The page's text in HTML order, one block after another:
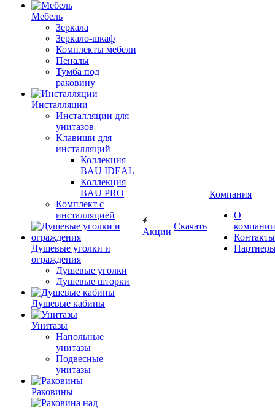
Мебель
Зеркала
Зеркало-шкаф
Комплекты мебели
Пеналы
Тумба под
раковину
Инсталляции
Инсталляции для
унитазов
Клавиши для
инсталляций
Коллекция
BAU IDEAL
Коллекция
BAU PRO
Комплект с
инсталляцией
Душевые уголки и
ограждения
Душевые уголки
Душевые шторки
Душевые кабины
Унитазы
Напольные
унитазы
Подвесные
унитазы
Раковины
Акции
Скачать
Компания
О
компании
Контакты